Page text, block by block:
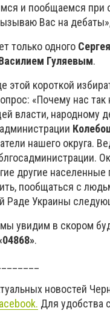
и пообщаемся при
Вас на
только одного
Гуляевым.
короткой
«Почему нас
власти, народному
нашего округа.
другие населенные
пообщаться с
Раде Украины
увидим в скором
.
новостей
. Для удобства